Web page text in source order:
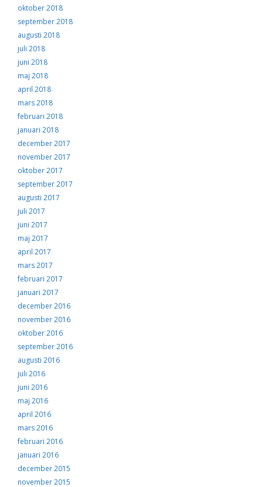
oktober 2018
september 2018
augusti 2018
juli 2018
juni 2018
maj 2018
april 2018
mars 2018
februari 2018
januari 2018
december 2017
november 2017
oktober 2017
september 2017
augusti 2017
juli 2017
juni 2017
maj 2017
april 2017
mars 2017
februari 2017
januari 2017
december 2016
november 2016
oktober 2016
september 2016
augusti 2016
juli 2016
juni 2016
maj 2016
april 2016
mars 2016
februari 2016
januari 2016
december 2015
november 2015